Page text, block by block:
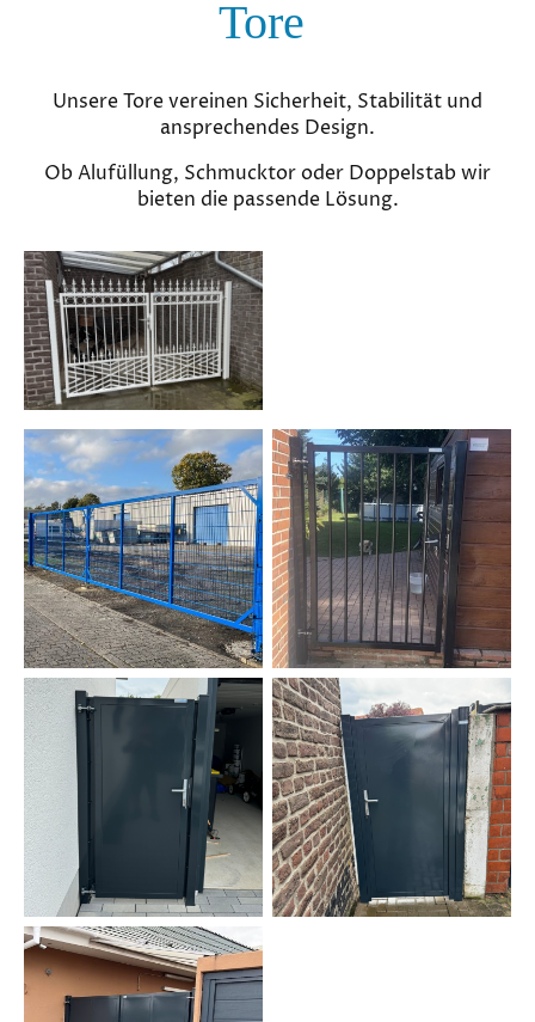
Tore
Unsere Tore vereinen Sicherheit, Stabilität und
ansprechendes Design.
Ob Alufüllung, Schmucktor oder Doppelstab wir
bieten die passende Lösung.